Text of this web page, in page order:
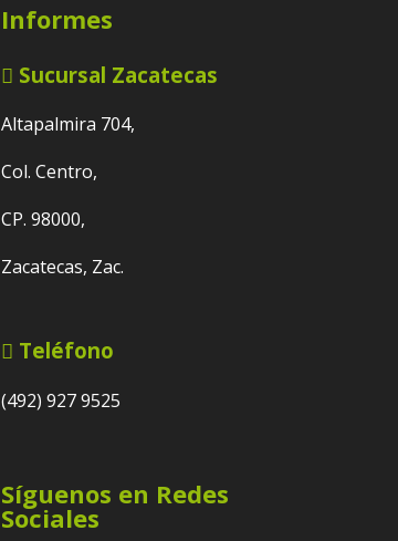
Informes
Sucursal Zacatecas
Altapalmira 704,
Col. Centro,
CP. 98000,
Zacatecas, Zac.
Teléfono
(492) 927 9525
Síguenos en Redes
Sociales